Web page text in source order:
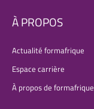
À PROPOS
Actualité formafrique
Espace carrière
À propos de formafrique